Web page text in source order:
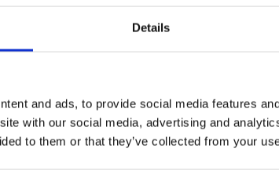
Details
and ads, to provide social media features
with our social media, advertising and
to them or that they’ve collected from your
Marka
Pokaż więcej
Może Ci się spodobać